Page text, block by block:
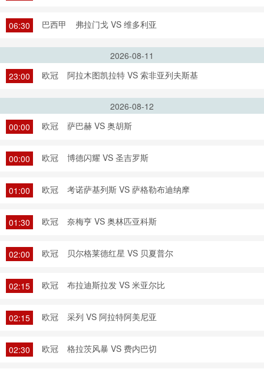
06:30 巴西甲 弗拉门戈 VS 维多利亚
2026-08-11
23:00
欧冠 阿拉木图凯拉特 VS 索非亚列夫斯基
2026-08-12
00:00
欧冠 萨巴赫 VS 奥胡斯
00:00 欧冠 博德闪耀 VS 圣吉罗斯
01:00 欧冠 考诺萨基列斯 VS 萨格勒布迪纳摩
01:30 欧冠 奈梅亨 VS 奥林匹亚科斯
02:00 欧冠 贝尔格莱德红星 VS 贝夏普尔
02:15 欧冠 布拉迪斯拉发 VS 米亚尔比
02:15 欧冠 采列 VS 阿拉特阿美尼亚
02:30 欧冠 格拉茨风暴 VS 费内巴切